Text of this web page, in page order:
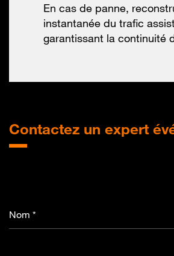
En cas de panne,
instantanée du trafic
garantissant la continuité
Contactez un expert
Nom *